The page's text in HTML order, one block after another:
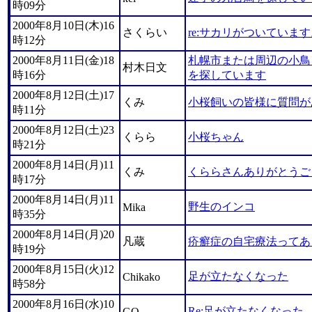
時09分
2000年8月10日(木)16
時12分
さくらい re:サカリがついていま
2000年8月11日(金)18
時16分
村木日文
札幌市または周辺の小
を探しています
2000年8月12日(土)17
時11分
くみ 小桜飼いの皆様に質問
2000年8月12日(土)23
時21分
くらら 小桜ちゃん
2000年8月14日(月)11
時17分
くみ くららさんありがとう
2000年8月14日(月)11
時35分
Mika 野生のインコ
2000年8月14日(月)20
時19分
凡蔵 疥癬症の自宅療法って
2000年8月15日(火)12
時58分
Chikako 足が立たなくなった
2000年8月16日(水)10